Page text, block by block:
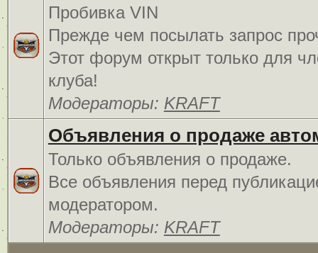
Пробивка VIN
Прежде чем посылать запрос
Этот форум открыт только для
клуба!
Модераторы: KRAFT
Объявления о продаже
Только объявления о продаже.
Все объявления перед
модератором.
Модераторы: KRAFT